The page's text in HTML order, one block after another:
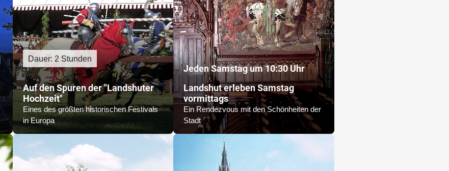
Dauer: 2 Stunden
Auf den Spuren der "Landshuter
Hochzeit"
Eines des größten historischen Festivals
in Europa
Jeden Samstag um 10:30 Uhr
Landshut erleben Samstag
vormittags
Ein Rendezvous mit den Schönheiten der
Stadt